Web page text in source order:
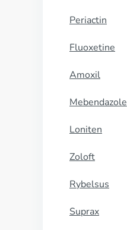
Periactin
Fluoxetine
Amoxil
Mebendazole
Loniten
Zoloft
Rybelsus
Suprax